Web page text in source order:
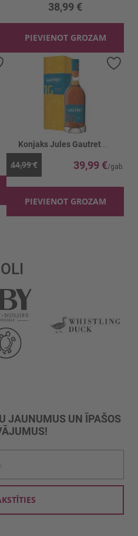
38,99 €
PIEVIENOT GROZAM
Pievienot vēlmju sarakstam
44,99 € 39,99 €
PIEVIENOT GROZAM
JAUNUMUS UN ĪPAŠOS